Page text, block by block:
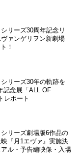
リーズ30周年記念リ
ァンゲリヲン新劇場
！
リーズ30年の軌跡を
記念展「ALL OF
レポート
シリーズ劇場版6作品の
『月1エヴァ』実施決
ル・予告編映像・入場